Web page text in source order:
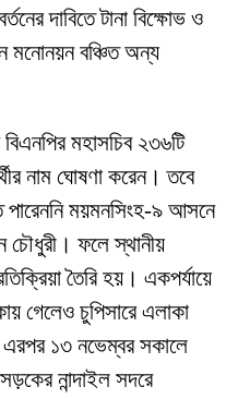
দাবিতে টানা বিক্ষোভ ও
মনোনয়ন বঞ্চিত অন্য
মহাসচিব ২৩৬টি
নাম ঘোষণা করেন। তবে
পারেননি ময়মনসিংহ-৯ আসনে
চৌধুরী। ফলে স্থানীয়
তৈরি হয়। একপর্যায়ে
গেলেও চুপিসারে এলাকা
১৩ নভেম্বর সকালে
নান্দাইল সদরে